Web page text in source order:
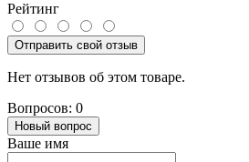
Рейтинг
Отправить свой отзыв
Нет отзывов об этом товаре.
Вопросов: 0
Новый вопрос
Ваше имя